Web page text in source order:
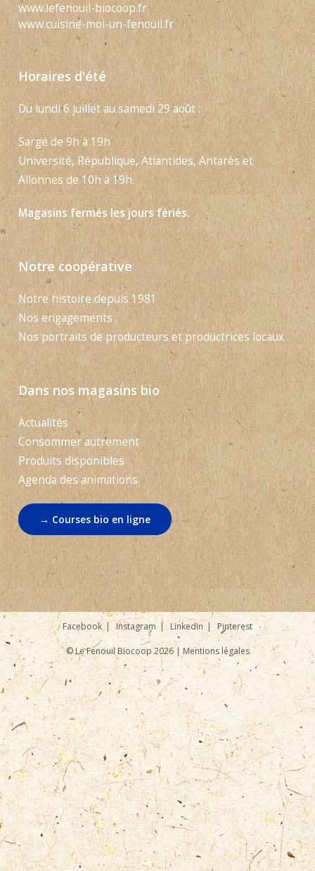
www.lefenouil-biocoop.fr
www.cuisine-moi-un-fenouil.fr
Horaires d'été
Du lundi 6 juillet au samedi 29 août :
Sargé de 9h à 19h
Université, République, Atlantides, Antarès et
Allonnes de 10h à 19h.
Magasins fermés les jours fériés.
Notre coopérative
Notre histoire depuis 1981
Nos engagements
Nos portraits de producteurs et productrices locaux
Dans nos magasins bio
Actualités
Consommer autrement
Produits disponibles
Agenda des animations
→ Courses bio en ligne
Facebook Instagram LinkedIn Pinterest
© Le Fenouil Biocoop 2026 | Mentions légales